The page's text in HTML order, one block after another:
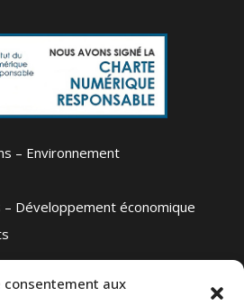
consentement aux
– Environnement
Développement économique